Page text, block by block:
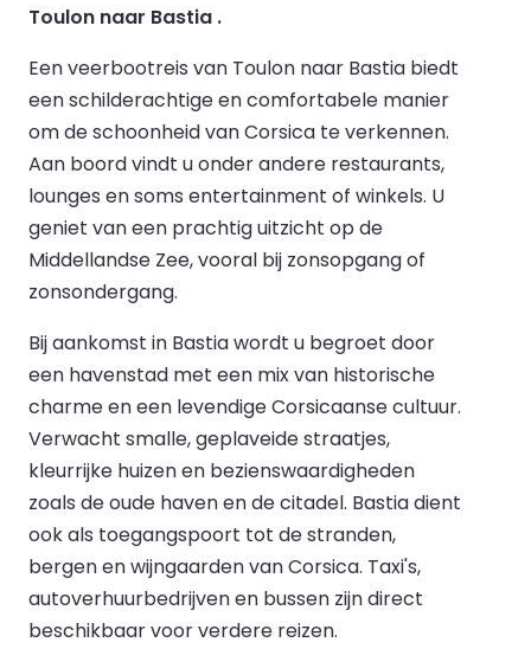
Toulon naar Bastia .
Een veerbootreis van Toulon naar Bastia biedt
een schilderachtige en comfortabele manier
om de schoonheid van Corsica te verkennen.
Aan boord vindt u onder andere restaurants,
lounges en soms entertainment of winkels. U
geniet van een prachtig uitzicht op de
Middellandse Zee, vooral bij zonsopgang of
zonsondergang.
Bij aankomst in Bastia wordt u begroet door
een havenstad met een mix van historische
charme en een levendige Corsicaanse cultuur.
Verwacht smalle, geplaveide straatjes,
kleurrijke huizen en bezienswaardigheden
zoals de oude haven en de citadel. Bastia dient
ook als toegangspoort tot de stranden,
bergen en wijngaarden van Corsica. Taxi's,
autoverhuurbedrijven en bussen zijn direct
beschikbaar voor verdere reizen.